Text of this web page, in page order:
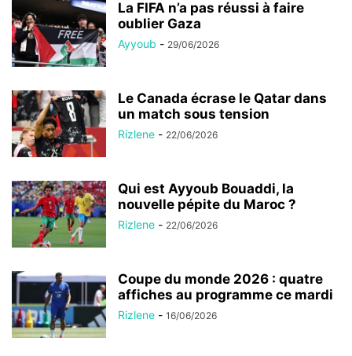
La FIFA n’a pas réussi à faire
oublier Gaza
Ayyoub - 29/06/2026
Le Canada écrase le Qatar dans
un match sous tension
Rizlene - 22/06/2026
Qui est Ayyoub Bouaddi, la
nouvelle pépite du Maroc ?
Rizlene - 22/06/2026
Coupe du monde 2026 : quatre
affiches au programme ce mardi
Rizlene - 16/06/2026